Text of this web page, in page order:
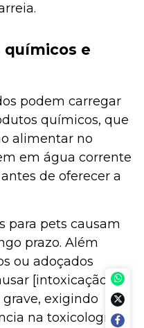
químicos e
podem carregar
químicos, que
alimentar no
em água corrente
de oferecer a
para pets causam
prazo. Além
ou adoçados
[intoxicação
exigindo
na toxicologia